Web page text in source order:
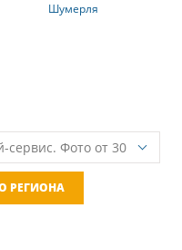
Шумерля
РЕГИОНА